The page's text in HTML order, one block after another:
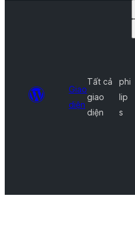
Giao
diện
Tất cả
giao
diện
phi
lip
s